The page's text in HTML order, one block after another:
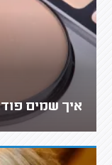
איך שמים